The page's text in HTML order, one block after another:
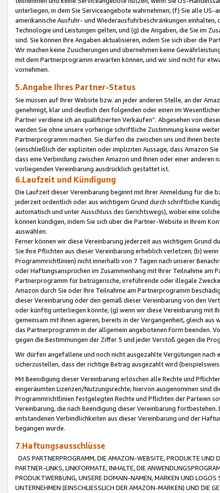
unterliegen, in dem Sie Serviceangebote wahrnehmen; (f) Sie alle
amerikanische Ausfuhr- und Wiederausfuhrbeschränkungen
Technologie und Leistungen gelten, und (g) die Angaben, die Sie im
sind. Sie können Ihre Angaben aktualisieren, indem Sie sich über die
Wir machen keine Zusicherungen und übernehmen keine
mit dem Partnerprogramm erwarten können, und wir sind nicht für
vornehmen.
5.Angabe Ihres Partner-Status
Sie müssen auf Ihrer Website bzw. an jeder anderen Stelle, an der
genehmigt, klar und deutlich den folgenden oder einen im
Partner verdiene ich an qualifizierten Verkäufen“. Abgesehen von
werden Sie ohne unsere vorherige schriftliche Zustimmung keine
Partnerprogramm machen. Sie dürfen die zwischen uns und Ihnen
(einschließlich der expliziten oder impliziten Aussage, dass Amazon
dass eine Verbindung zwischen Amazon und Ihnen oder einer
vorliegenden Vereinbarung ausdrücklich gestattet ist.
6.Laufzeit und Kündigung
Die Laufzeit dieser Vereinbarung beginnt mit Ihrer Anmeldung für die
jederzeit ordentlich oder aus wichtigem Grund durch schriftliche
automatisch und unter Ausschluss des Gerichtswegs), wobei eine
können kündigen, indem Sie sich über die Partner-Website in Ihrem
auswählen.
Ferner können wir diese Vereinbarung jederzeit aus wichtigem Grund
Sie Ihre Pflichten aus dieser Vereinbarung erheblich verletzen; (b)
Programmrichtlinien) nicht innerhalb von 7 Tagen nach unserer
oder Haftungsansprüchen im Zusammenhang mit Ihrer Teilnahme am
Partnerprogramm für betrügerische, irreführende oder illegale
Amazon durch Sie oder Ihre Teilnahme am Partnerprogramm
dieser Vereinbarung oder den gemäß dieser Vereinbarung von den
oder künftig unterliegen könnte; (g) wenn wir diese Vereinbarung mit
gemeinsam mit Ihnen agieren, bereits in der Vergangenheit, gleich
das Partnerprogramm in der allgemein angebotenen Form beenden.
gegen die Bestimmungen der Ziffer 5 und jeder Verstoß gegen die
Wir dürfen angefallene und noch nicht ausgezahlte Vergütungen
sicherzustellen, dass der richtige Betrag ausgezahlt wird
Mit Beendigung dieser Vereinbarung erlöschen alle Rechte und
eingeräumten Lizenzen/Nutzungsrechte; hiervon ausgenommen sind
Programmrichtlinien festgelegten Rechte und Pflichten der Parteien
Vereinbarung, die nach Beendigung dieser Vereinbarung
entstandenen Verbindlichkeiten aus dieser Vereinbarung und der
begangen wurde.
7.Haftungsausschlüsse
DAS PARTNERPROGRAMM, DIE AMAZON-WEBSITE, PRODUKTE UND
PARTNER-LINKS, LINKFORMATE, INHALTE, DIE
PRODUKTWERBUNG, UNSERE DOMAIN-NAMEN, MARKEN UND
UNTERNEHMEN (EINSCHLIESSLICH DER AMAZON-MARKEN) UND DIE